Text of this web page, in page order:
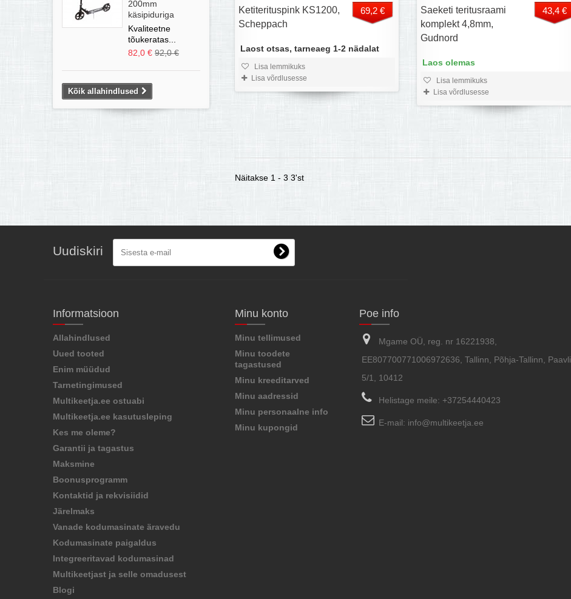
200mm
käsipiduriga
Kvaliteetne
tõukeratas...
82,0 € 92,0 €
Kõik allahindlused
Ketiterituspink KS1200,
Scheppach
69,2 €
Laost otsas, tarneaeg 1-2 nädalat
Lisa lemmikuks
Lisa võrdlusesse
Saeketi teritusraami
komplekt 4,8mm,
Gudnord
43,4 €
Laos olemas
Lisa lemmikuks
Lisa võrdlusesse
Näitakse 1 - 3 3'st
Uudiskiri
Informatsioon
Allahindlused
Uued tooted
Enim müüdud
Tarnetingimused
Multikeetja.ee ostuabi
Multikeetja.ee kasutusleping
Kes me oleme?
Garantii ja tagastus
Maksmine
Boonusprogramm
Kontaktid ja rekvisiidid
Järelmaks
Vanade kodumasinate äravedu
Kodumasinate paigaldus
Integreeritavad kodumasinad
Multikeetjast ja selle omadusest
Blogi
Minu konto
Minu tellimused
Minu toodete
tagastused
Minu kreeditarved
Minu aadressid
Minu personaalne info
Minu kupongid
Poe info
Mgame OÜ, reg. nr 16221938,
EE807700771006972636, Tallinn, Põhja-Tallinn, Paavli
5/1, 10412
Helistage meile: +37254440423
E-mail: info@multikeetja.ee